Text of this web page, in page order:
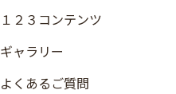
１２３コンテンツ
ギャラリー
よくあるご質問